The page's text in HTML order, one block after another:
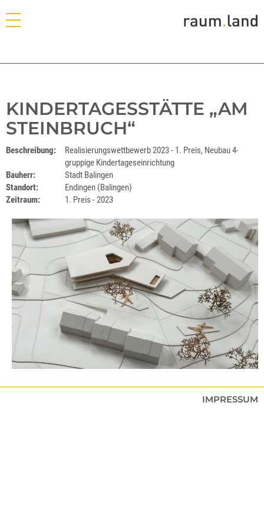
KINDERTAGESSTÄTTE „AM
STEINBRUCH“
Beschreibung:
Realisierungswettbewerb 2023 - 1. Preis, Neubau 4-
gruppige Kindertageseinrichtung
Bauherr:
Stadt Balingen
Standort:
Endingen (Balingen)
Zeitraum:
1. Preis - 2023
IMPRESSUM